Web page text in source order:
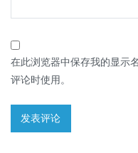
在此浏览器中保存我的显示
评论时使用。